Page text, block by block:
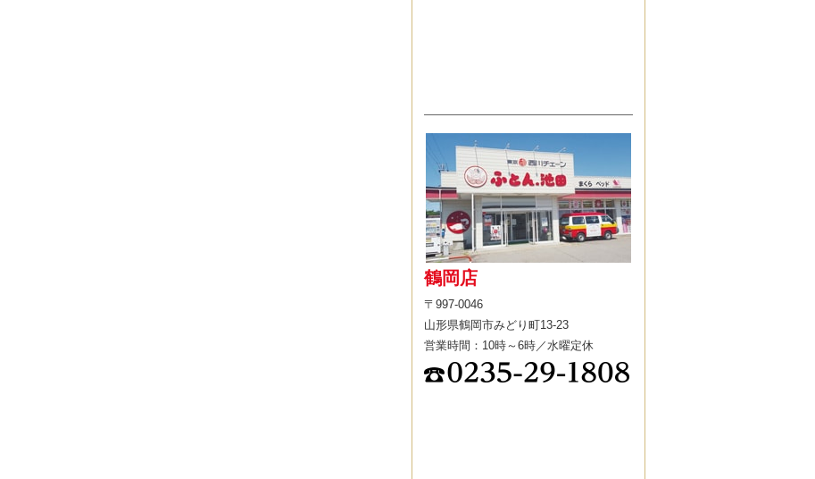
鶴岡店
〒997-0046
山形県鶴岡市みどり町13-23
営業時間：10時～6時／水曜定休